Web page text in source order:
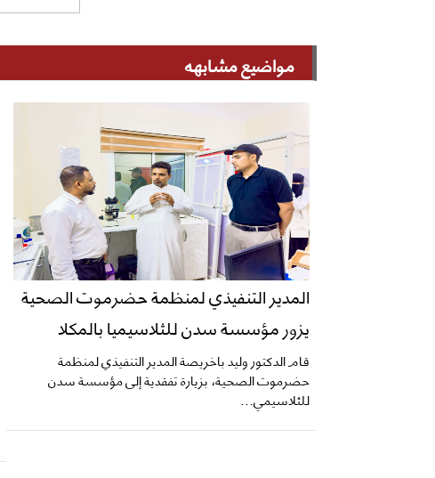
مواضيع مشابهه
المدير التنفيذي لمنظمة حضرموت الصحية
يزور مؤسسة سدن للثلاسيميا بالمكلا
قام الدكتور وليد باخريصة المدير التنفيذي لمنظمة
حضرموت الصحية، بزيارة تفقدية إلى مؤسسة سدن
للثلاسيمي...